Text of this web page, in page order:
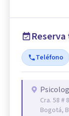
Teléfono
Cra. 58 #
Bogotá,